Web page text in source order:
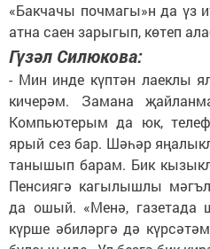
«Бакчачы почмагы»н да үз
атна саен зарыгып, көтеп
Гүзәл Силюкова:
- Мин инде күптән лаеклы
кичерәм. Замана
Компьютерым да юк,
ярый сез бар. Шәһәр
танышып барам. Бик
Пенсиягә кагылышлы
да ошый. «Менә, газетада
күрше әбиләргә дә